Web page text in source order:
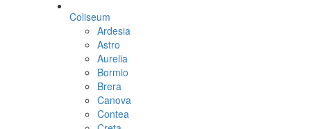
Coliseum
Ardesia
Astro
Aurelia
Bormio
Brera
Canova
Contea